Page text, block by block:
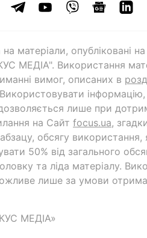
на матеріали, опубліковані
МЕДІА". Використання
вимог, описаних в
лише при
на Cайт focus.ua,
обсягу
50% від загального
та ліда матеріалу.
лише за умови
МЕДІА»